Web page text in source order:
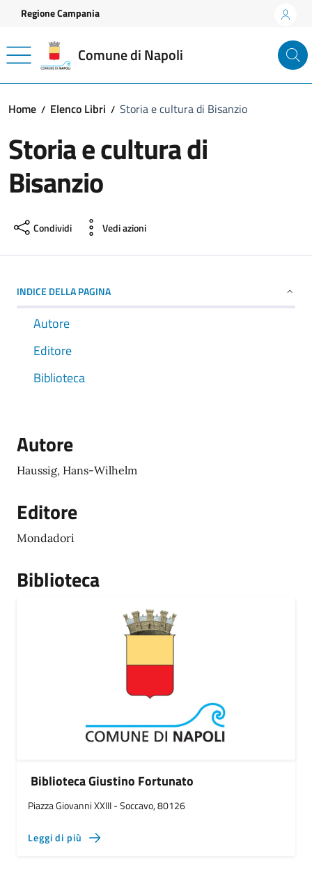
Vai ai contenuti
Vai al footer
Regione Campania
Comune di Napoli
Home Elenco Libri Storia e cultura di Bisanzio
Storia e cultura di
Bisanzio
Condividi Vedi azioni
INDICE DELLA PAGINA
Autore
Editore
Biblioteca
Autore
Haussig, Hans-Wilhelm
Editore
Mondadori
Biblioteca
Biblioteca Giustino Fortunato
Piazza Giovanni XXIII - Soccavo, 80126
Leggi di più